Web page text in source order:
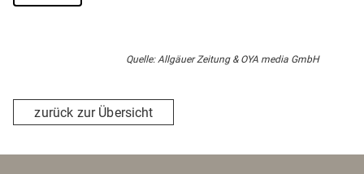
Quelle: Allgäuer Zeitung & OYA media GmbH
zurück zur Übersicht